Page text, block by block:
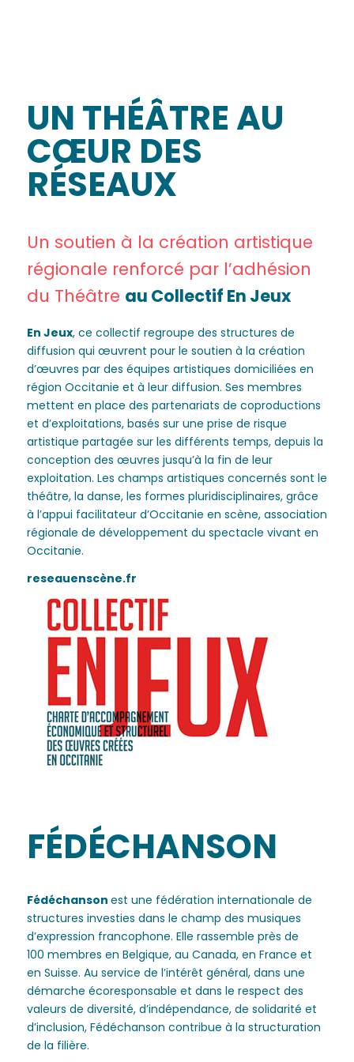
UN THÉÂTRE AU
CŒUR DES
RÉSEAUX
Un soutien à la création artistique
régionale renforcé par l’adhésion
du Théâtre au Collectif En Jeux
En Jeux, ce collectif regroupe des structures de
diffusion qui œuvrent pour le soutien à la création
d’œuvres par des équipes artistiques domiciliées en
région Occitanie et à leur diffusion. Ses membres
mettent en place des partenariats de coproductions
et d’exploitations, basés sur une prise de risque
artistique partagée sur les différents temps, depuis la
conception des œuvres jusqu’à la fin de leur
exploitation. Les champs artistiques concernés sont le
théâtre, la danse, les formes pluridisciplinaires, grâce
à l’appui facilitateur d’Occitanie en scène, association
régionale de développement du spectacle vivant en
Occitanie.
reseauenscène.fr
FÉDÉCHANSON
Fédéchanson est une fédération internationale de
structures investies dans le champ des musiques
d’expression francophone. Elle rassemble près de
100 membres en Belgique, au Canada, en France et
en Suisse. Au service de l’intérêt général, dans une
démarche écoresponsable et dans le respect des
valeurs de diversité, d’indépendance, de solidarité et
d’inclusion, Fédéchanson contribue à la structuration
de la filière.